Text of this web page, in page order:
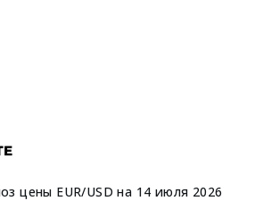
цены EUR/USD на 14 июля 2026